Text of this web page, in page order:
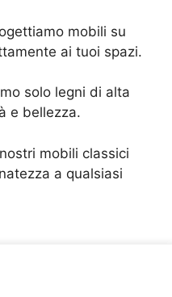
mobili su
ai tuoi spazi.
solo legni di alta
e bellezza.
mobili classici
a qualsiasi